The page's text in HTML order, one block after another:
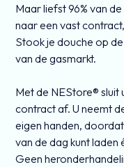
Maar liefst 96% van
naar een vast
Stook je douche op
van de gasmarkt.
Met de NEStore® sluit
contract af. U neemt
eigen handen,
van de dag kunt laden
Geen